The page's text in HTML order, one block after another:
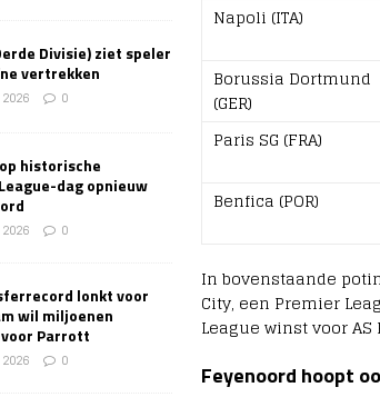
Napoli (ITA)
Borussia Dortmund
(GER)
Paris SG (FRA)
Benfica (POR)
In bovenstaande
City, een Premier
League winst voor
Feyenoord hoopt
Divisie) ziet speler
vertrekken
0
historische
dag opnieuw
0
lonkt voor
wil miljoenen
Parrott
0